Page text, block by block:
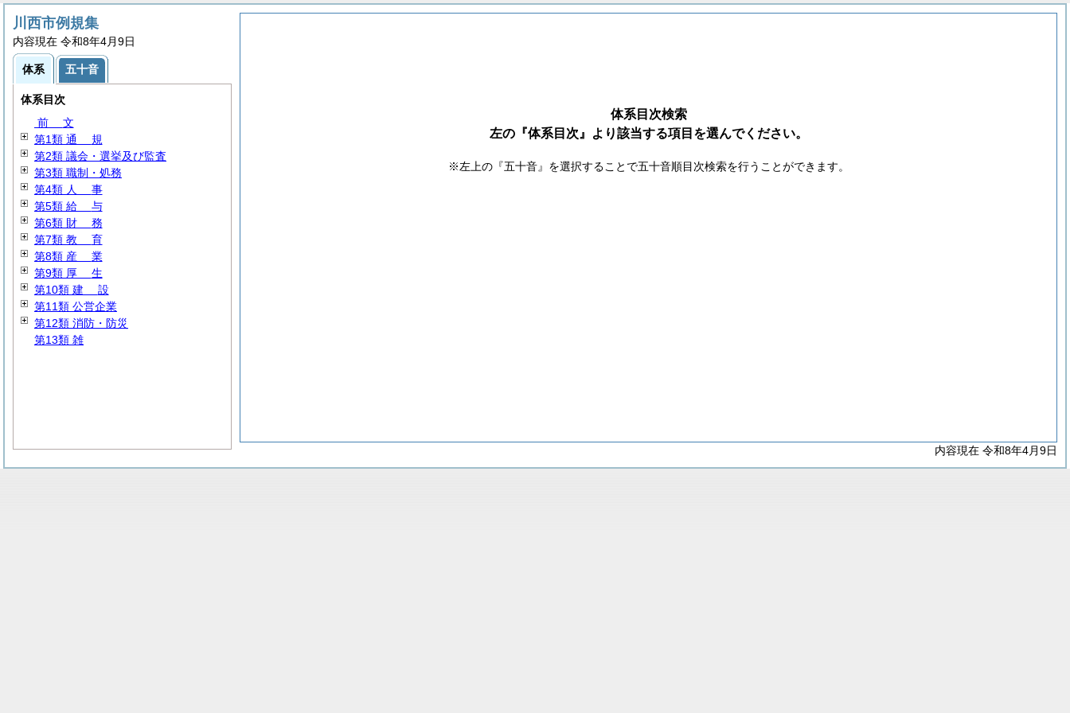
体系目次検索
左の『体系目次』より該当する項目を選んでください。
※左上の『五十音』を選択することで五十音順目次検索を行うことができます。
内容現在 令和8年4月9日
川西市例規集
内容現在 令和8年4月9日
体系 五十音
体系目次
前 文
第1類 通 規
第2類 議会・選挙及び監査
第3類 職制・処務
第4類 人 事
第5類 給 与
第6類 財 務
第7類 教 育
第8類 産 業
第9類 厚 生
第10類 建 設
第11類 公営企業
第12類 消防・防災
第13類 雑